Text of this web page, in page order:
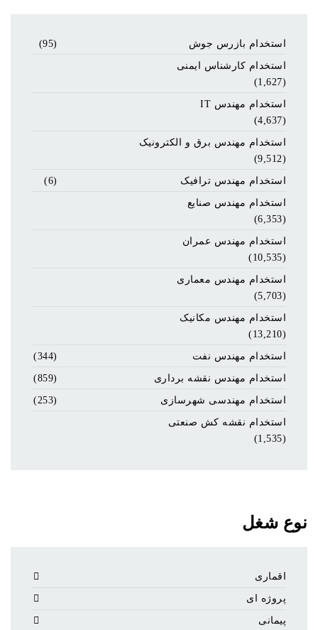
استخدام بازرس جوش (95)
استخدام کارشناس ایمنی
(1,627)
استخدام مهندس IT
(4,637)
استخدام مهندس برق و الکترونیک
(9,512)
استخدام مهندس ترافیک (6)
استخدام مهندس صنایع
(6,353)
استخدام مهندس عمران
(10,535)
استخدام مهندس معماری
(5,703)
استخدام مهندس مکانیک
(13,210)
استخدام مهندس نفت (344)
استخدام مهندس نقشه برداری (859)
استخدام مهندسی شهرسازی (253)
استخدام نقشه کش صنعتی
(1,535)
نوع شغل
اقماری
پروژه ای
پیمانی